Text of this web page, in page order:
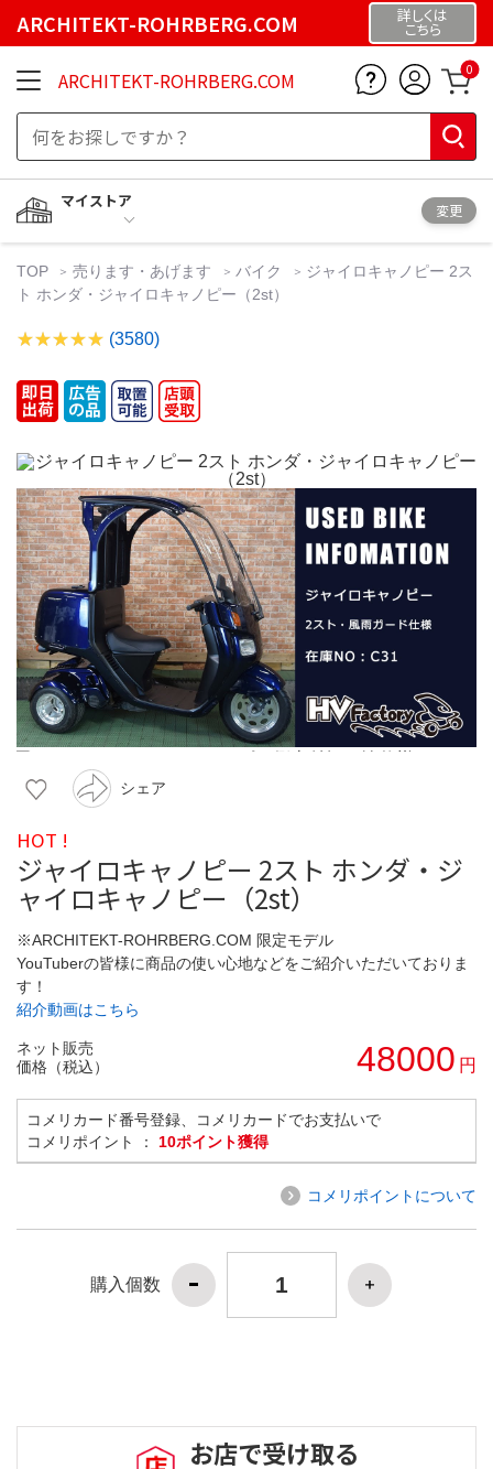
ARCHITEKT-ROHRBERG.COM 詳しくは
こちら
ARCHITEKT-ROHRBERG.COM 0
マイストア
変更
TOP 売ります・あげます バイク
ジャイロキャノピー 2ス
ト ホンダ・ジャイロキャノピー（2st）
(3580)
シェア
HOT !
ジャイロキャノピー 2スト ホンダ・ジ
ャイロキャノピー（2st）
※ARCHITEKT-ROHRBERG.COM 限定モデル
YouTuberの皆様に商品の使い心地などをご紹介いただいておりま
す！
紹介動画はこちら
ネット販売
価格（税込）
48000 円
コメリカード番号登録、コメリカードでお支払いで
コメリポイント ： 10ポイント獲得
コメリポイントについて
購入個数
お店で受け取る